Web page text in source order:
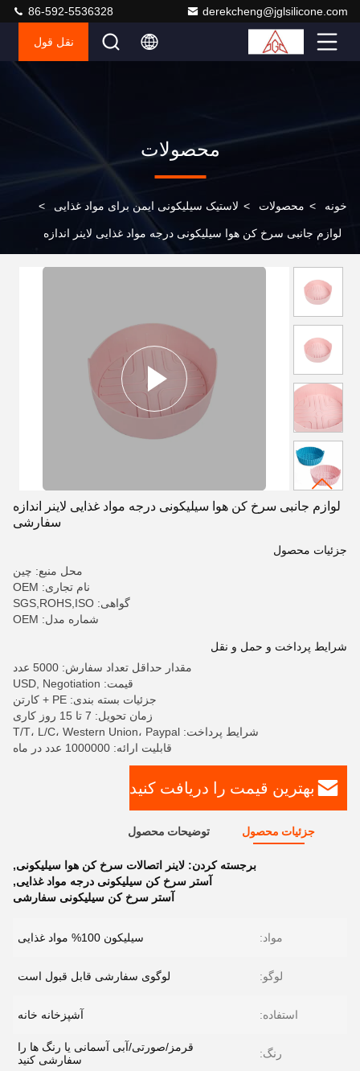
derekcheng@jglsilicone.com
86-592-5536328
نقل قول
محصولات
خونه > محصولات > لاستیک سیلیکونی ایمن برای مواد غذایی >
لوازم جانبی سرخ کن هوا سیلیکونی درجه مواد غذایی لاینر اندازه
لوازم جانبی سرخ کن هوا سیلیکونی درجه مواد غذایی لاینر اندازه
سفارشی
جزئیات محصول
محل منبع: چین
نام تجاری: OEM
گواهی: SGS,ROHS,ISO
شماره مدل: OEM
شرایط پرداخت و حمل و نقل
مقدار حداقل تعداد سفارش: 5000 عدد
قیمت: USD, Negotiation
جزئیات بسته بندی: PE + کارتن
زمان تحویل: 7 تا 15 روز کاری
شرایط پرداخت: T/T، L/C، Western Union، Paypal
قابلیت ارائه: 1000000 عدد در ماه
بهترین قیمت را دریافت کنید
جزئیات محصول توضیحات محصول
برجسته کردن: لاینر اتصالات سرخ کن هوا سیلیکونی,
آستر سرخ کن سیلیکونی درجه مواد غذایی,
آستر سرخ کن سیلیکونی سفارشی
مواد: سیلیکون 100% مواد غذایی
لوگو: لوگوی سفارشی قابل قبول است
استفاده: آشپزخانه خانه
رنگ:
قرمز/صورتی/آبی آسمانی یا رنگ ها را
سفارشی کنید